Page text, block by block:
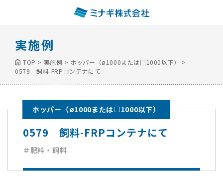
実施例
TOP > 実施例 > ホッパー（ø1000または□1000以下）
>
0579 飼料-FRPコンテナにて
ホッパー（ø1000または□1000以下）
0579 飼料-FRPコンテナにて
＃肥料・飼料